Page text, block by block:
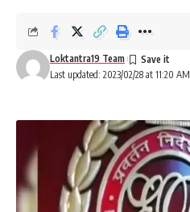
Last updated: 2023/02/28 at 11:20 AM
Loktantra19 Team